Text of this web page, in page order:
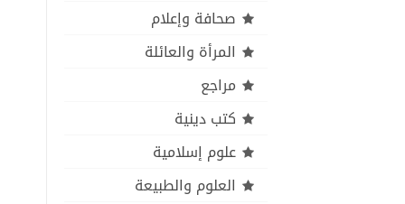
صحافة وإعلام
المرأة والعائلة
مراجع
كتب دينية
علوم إسلامية
العلوم والطبيعة